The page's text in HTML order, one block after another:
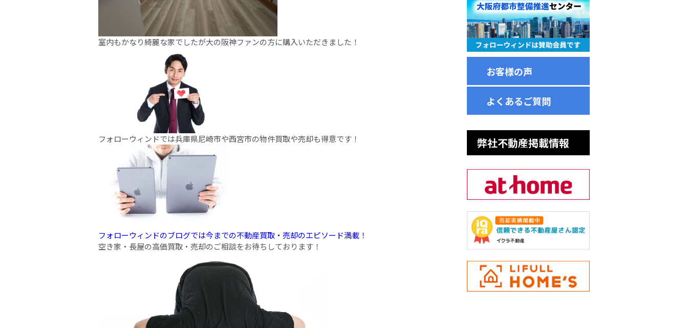
室内もかなり綺麗な家でしたが大の阪神ファンの方に購入いただきました！
フォローウィンドでは兵庫県尼崎市や西宮市の物件買取や売却も得意です！
フォローウィンドのブログでは今までの不動産買取・売却のエピソード満載！
空き家・長屋の高価買取・売却のご相談をお待ちしております！
お客様の声
よくあるご質問
弊社不動産掲載情報